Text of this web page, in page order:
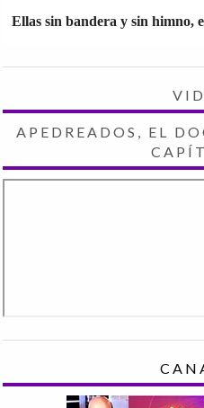
Ellas sin bandera y sin himno,
APEDREADOS, EL